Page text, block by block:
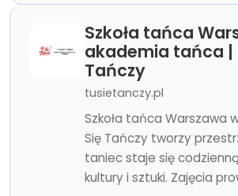
Szkoła tańca
akademia tańca |
Tańczy
tusietanczy.pl
Szkoła tańca Warszawa
Się Tańczy tworzy
taniec staje się
kultury i sztuki. Zajęcia